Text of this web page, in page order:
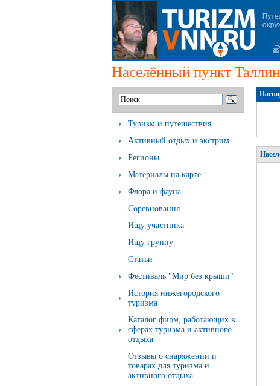
Населённый пункт Таллин
Туризм и путешествия
Активный отдых и экстрим
Регионы
Материалы на карте
Флора и фауна
Соревнования
Ищу участника
Ищу группу
Статьи
Фестиваль "Мир без крыши"
История нижегородского
туризма
Каталог фирм, работающих в
сферах туризма и активного
отдыха
Отзывы о снаряжении и
товарах для туризма и
активного отдыха